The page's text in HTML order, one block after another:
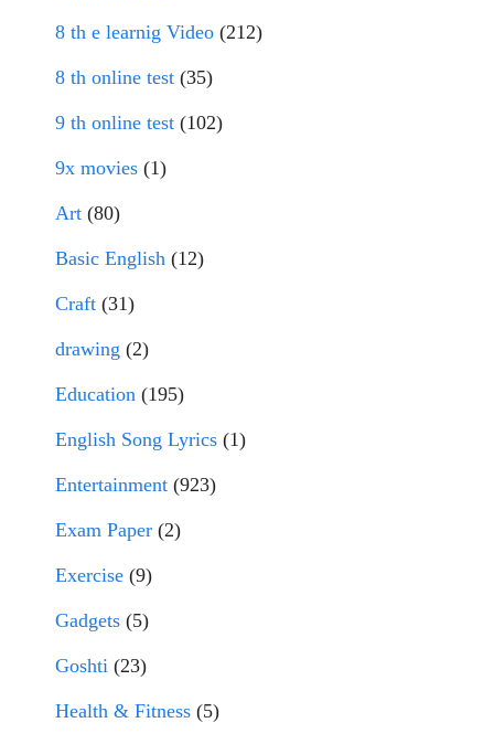
8 th e learnig Video (212)
8 th online test (35)
9 th online test (102)
9x movies (1)
Art (80)
Basic English (12)
Craft (31)
drawing (2)
Education (195)
English Song Lyrics (1)
Entertainment (923)
Exam Paper (2)
Exercise (9)
Gadgets (5)
Goshti (23)
Health & Fitness (5)